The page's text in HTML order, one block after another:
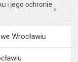
i jego ochronie
i ekologia
Wrocławiu